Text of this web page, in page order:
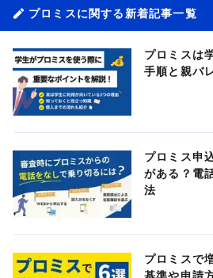
プロミスに関する新着記事一覧
プロミスは
手順と親バ
プロミス申
がある？電
法
プロミスで